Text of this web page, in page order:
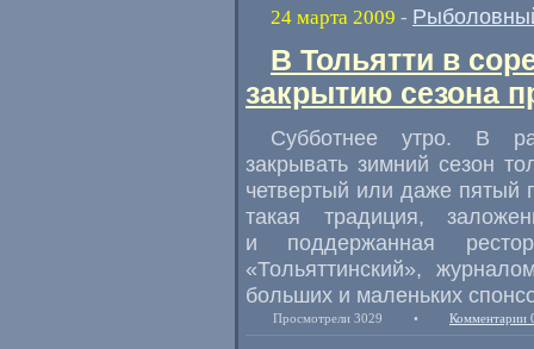
24 марта 2009 -
В Тольятти в
закрытию сезона
Субботнее утро. В
закрывать зимний сезон
четвертый или даже пятый
такая традиция,
и поддержанная
«Тольяттинский»,
больших и маленьких
Просмотрели 3029 • Комментарии